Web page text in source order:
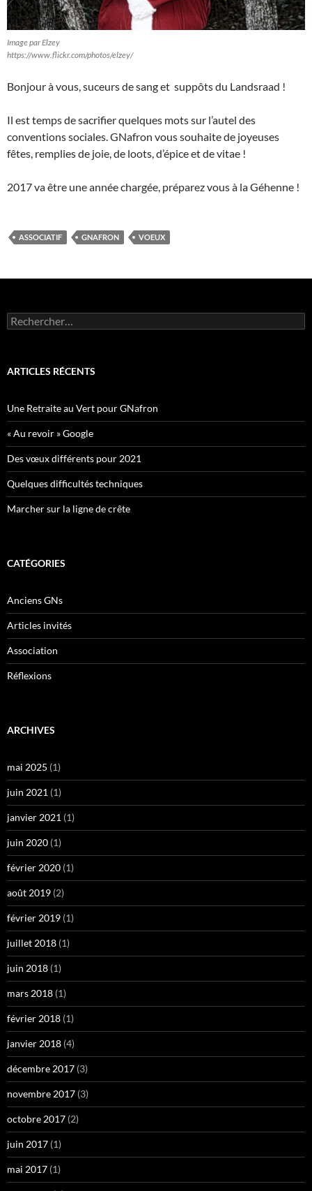
Image par Elzey
https://www.flickr.com/photos/elzey/
Bonjour à vous, suceurs de sang et suppôts du Landsraad !
Il est temps de sacrifier quelques mots sur l’autel des
conventions sociales. GNafron vous souhaite de joyeuses
fêtes, remplies de joie, de loots, d’épice et de vitae !
2017 va être une année chargée, préparez vous à la Géhenne !
ASSOCIATIF GNAFRON VOEUX
Rechercher :
ARTICLES RÉCENTS
Une Retraite au Vert pour GNafron
« Au revoir » Google
Des vœux différents pour 2021
Quelques difficultés techniques
Marcher sur la ligne de crête
CATÉGORIES
Anciens GNs
Articles invités
Association
Réflexions
ARCHIVES
mai 2025 (1)
juin 2021 (1)
janvier 2021 (1)
juin 2020 (1)
février 2020 (1)
août 2019 (2)
février 2019 (1)
juillet 2018 (1)
juin 2018 (1)
mars 2018 (1)
février 2018 (1)
janvier 2018 (4)
décembre 2017 (3)
novembre 2017 (3)
octobre 2017 (2)
juin 2017 (1)
mai 2017 (1)